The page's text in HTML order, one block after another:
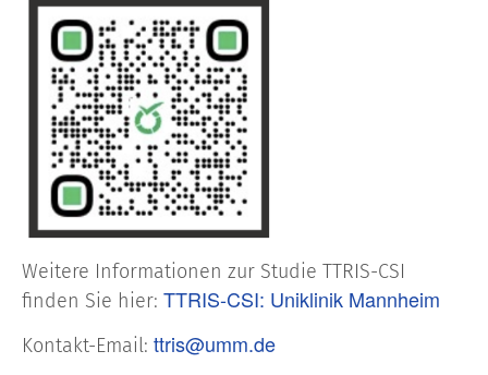
Weitere Informationen zur Studie TTRIS-CSI
finden Sie hier: TTRIS-CSI: Uniklinik Mannheim
Kontakt-Email: ttris@umm.de